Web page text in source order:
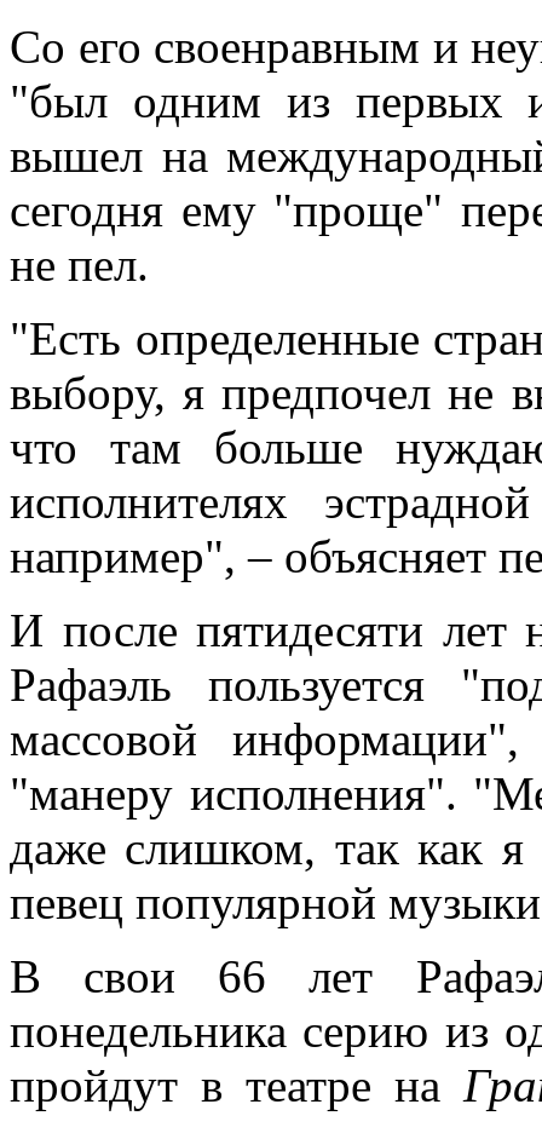
Со его своенравным и
"был одним из первых
вышел на
сегодня ему "проще"
не пел.
"Есть определенные
выбору, я предпочел не
что там больше
исполнителях
например", – объясняет
И после пятидесяти лет
Рафаэль пользуется
массовой
"манеру исполнения".
даже слишком, так как
певец популярной
В свои 66 лет
понедельника серию из
пройдут в театре на